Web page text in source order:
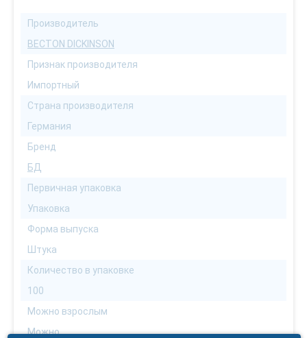
Производитель
BECTON DICKINSON
Признак производителя
Импортный
Страна производителя
Германия
Бренд
БД
Первичная упаковка
Упаковка
Форма выпуска
Штука
Количество в упаковке
100
Можно взрослым
Можно